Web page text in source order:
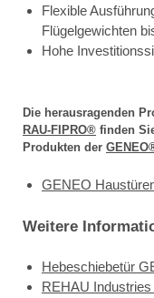
Flexible
Flügelgewichten
Hohe
Die herausragenden
RAU-FIPRO® finden
Produkten der
GENEO
Weitere
Hebeschiebetür
REHAU